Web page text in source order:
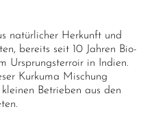
natürlicher Herkunft und
bereits seit 10 Jahren Bio-
Ursprungsterroir in Indien.
Kurkuma Mischung
Betrieben aus den